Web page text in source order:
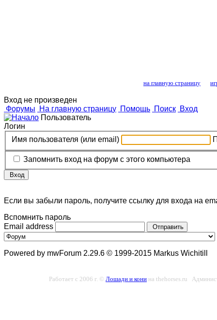
на главную страницу
Вход не произведен
Форумы
На главную страницу Помощь Поиск Вход
Пользователь
Логин
Имя пользователя (или email)
Запомнить вход на форум с этого компьютера
Вход
Если вы забыли пароль, получите ссылку для входа на
Вспомнить пароль
Email address
Отправить
Powered by mwForum 2.29.6 © 1999-2015 Markus Wichitill
Работает с 2006 г. © Лошади и кони на thehorses.ru